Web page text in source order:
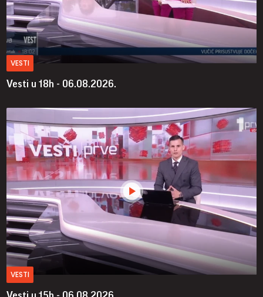
VESTI
Vesti u 18h - 06.08.2026.
VESTI